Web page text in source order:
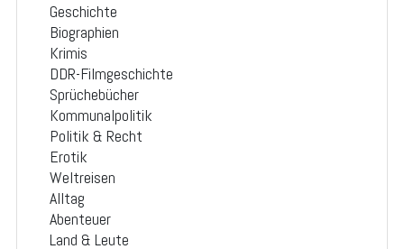
Geschichte
Biographien
Krimis
DDR-Filmgeschichte
Sprüchebücher
Kommunalpolitik
Politik & Recht
Erotik
Weltreisen
Alltag
Abenteuer
Land & Leute